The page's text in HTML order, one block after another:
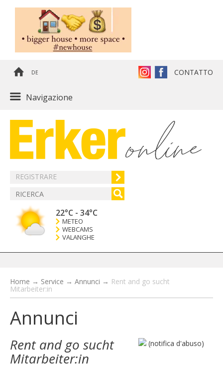
DE CONTATTO
Navigazione
REGISTRARE
22°C - 34°C
METEO
WEBCAMS
VALANGHE
Home → Service → Annunci → Rent and go sucht
Mitarbeiter:in
Annunci
Rent and go sucht
Mitarbeiter:in
(notifica d'abuso)